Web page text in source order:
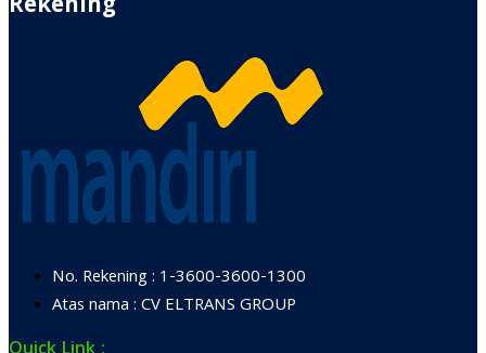
No. Rekening : 1-3600-3600-1300
Atas nama : CV ELTRANS GROUP